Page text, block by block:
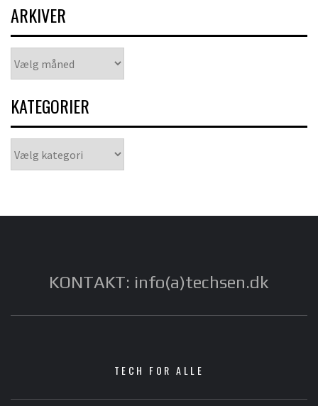
ARKIVER
KATEGORIER
KONTAKT: info(a)techsen.dk
TECH FOR ALLE